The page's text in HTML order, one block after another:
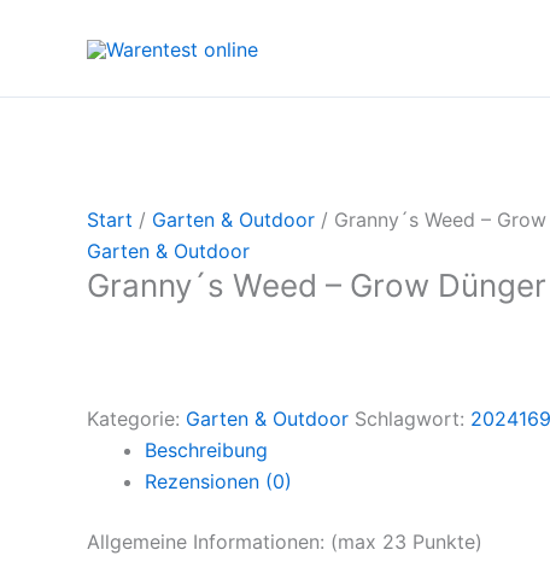
Start / Garten & Outdoor / Granny´s Weed –
Garten & Outdoor
Granny´s Weed – Grow Dünger
Kategorie: Garten & Outdoor Schlagwort:
Beschreibung
Rezensionen (0)
Allgemeine Informationen: (max 23 Punkte)